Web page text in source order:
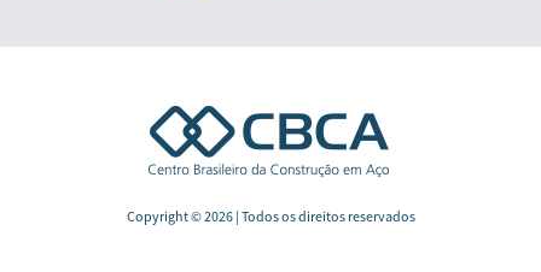
Copyright © 2026 | Todos os direitos reservados